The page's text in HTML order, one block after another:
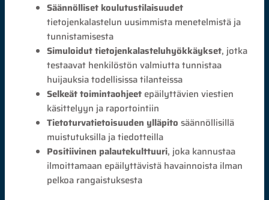
Säännölliset koulutustilaisuudet
tietojenkalastelun uusimmista menetelmistä ja
tunnistamisesta
Simuloidut tietojenkalasteluhyökkäykset, jotka
testaavat henkilöstön valmiutta tunnistaa
huijauksia todellisissa tilanteissa
Selkeät toimintaohjeet epäilyttävien viestien
käsittelyyn ja raportointiin
Tietoturvatietoisuuden ylläpito säännöllisillä
muistutuksilla ja tiedotteilla
Positiivinen palautekulttuuri, joka kannustaa
ilmoittamaan epäilyttävistä havainnoista ilman
pelkoa rangaistuksesta